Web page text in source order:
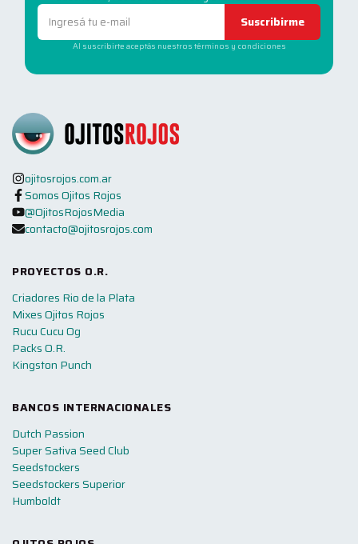
Suscribirme
Al suscribirte aceptás nuestros términos y condiciones
ojitosrojos.com.ar
Somos Ojitos Rojos
@OjitosRojosMedia
contacto@ojitosrojos.com
PROYECTOS O.R.
Criadores Rio de la Plata
Mixes Ojitos Rojos
Rucu Cucu Og
Packs O.R.
Kingston Punch
BANCOS INTERNACIONALES
Dutch Passion
Super Sativa Seed Club
Seedstockers
Seedstockers Superior
Humboldt